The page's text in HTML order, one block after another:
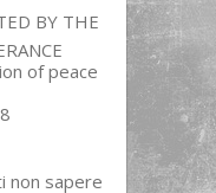
BY THE
of peace
non sapere